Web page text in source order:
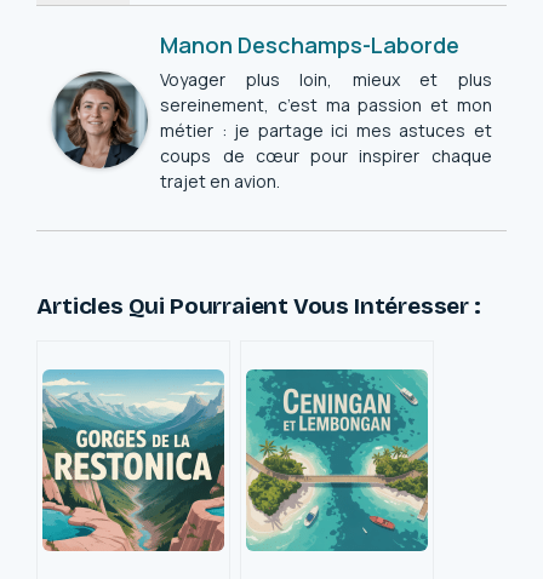
Manon Deschamps-Laborde
Voyager plus loin, mieux et plus
sereinement, c’est ma passion et mon
métier : je partage ici mes astuces et
coups de cœur pour inspirer chaque
trajet en avion.
Articles Qui Pourraient Vous Intéresser :